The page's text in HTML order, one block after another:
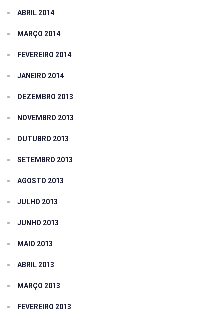
ABRIL 2014
MARÇO 2014
FEVEREIRO 2014
JANEIRO 2014
DEZEMBRO 2013
NOVEMBRO 2013
OUTUBRO 2013
SETEMBRO 2013
AGOSTO 2013
JULHO 2013
JUNHO 2013
MAIO 2013
ABRIL 2013
MARÇO 2013
FEVEREIRO 2013